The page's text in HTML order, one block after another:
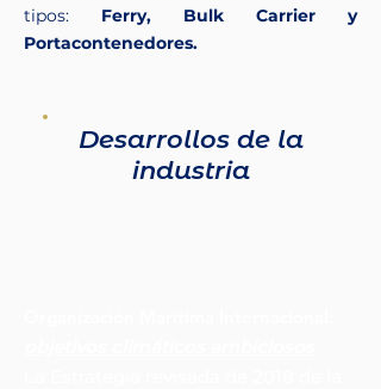
tipos: Ferry, Bulk Carrier y
Portacontenedores.
Desarrollos de la
industria